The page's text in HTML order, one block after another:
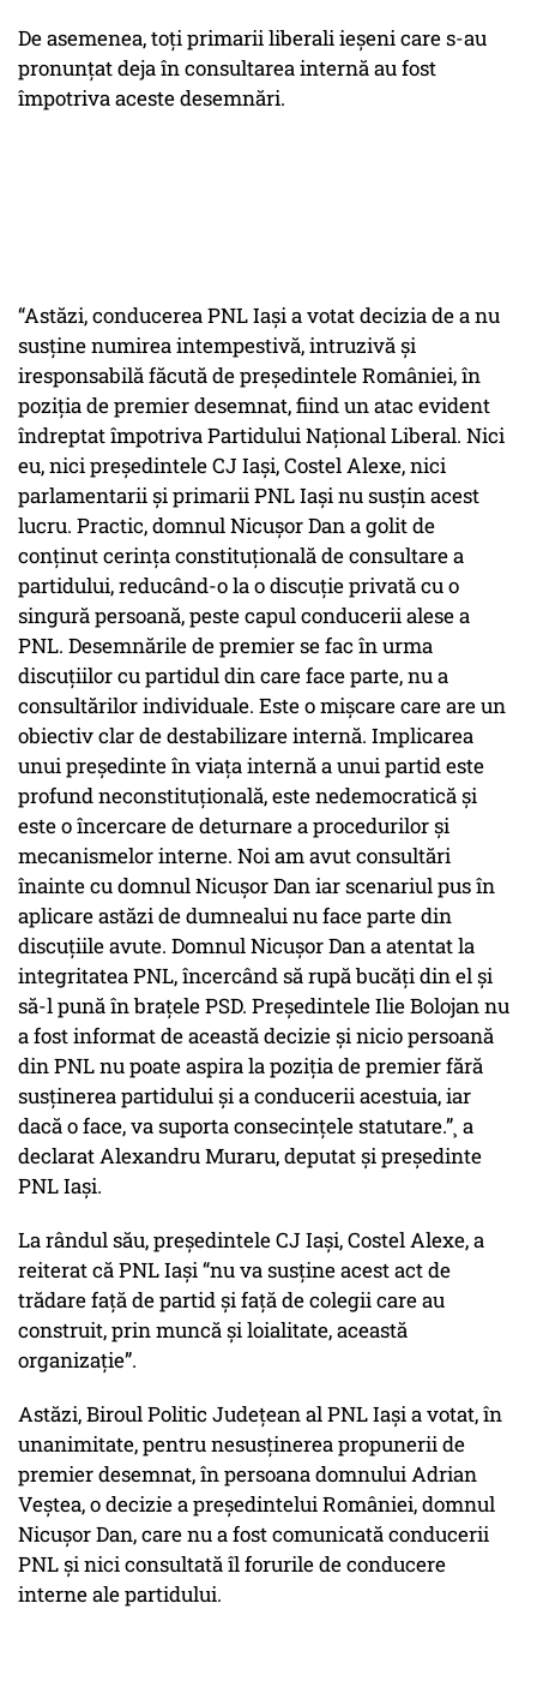
De asemenea, toți primarii liberali ieșeni care s-au
pronunțat deja în consultarea internă au fost
împotriva aceste desemnări.
“Astăzi, conducerea PNL Iași a votat decizia de a nu
susține numirea intempestivă, intruzivă și
iresponsabilă făcută de președintele României, în
poziția de premier desemnat, fiind un atac evident
îndreptat împotriva Partidului Național Liberal. Nici
eu, nici președintele CJ Iași, Costel Alexe, nici
parlamentarii și primarii PNL Iași nu susțin acest
lucru. Practic, domnul Nicușor Dan a golit de
conținut cerința constituțională de consultare a
partidului, reducând-o la o discuție privată cu o
singură persoană, peste capul conducerii alese a
PNL. Desemnările de premier se fac în urma
discuțiilor cu partidul din care face parte, nu a
consultărilor individuale. Este o mișcare care are un
obiectiv clar de destabilizare internă. Implicarea
unui președinte în viața internă a unui partid este
profund neconstituțională, este nedemocratică și
este o încercare de deturnare a procedurilor și
mecanismelor interne. Noi am avut consultări
înainte cu domnul Nicușor Dan iar scenariul pus în
aplicare astăzi de dumnealui nu face parte din
discuțiile avute. Domnul Nicușor Dan a atentat la
integritatea PNL, încercând să rupă bucăți din el și
să-l pună în brațele PSD. Președintele Ilie Bolojan nu
a fost informat de această decizie și nicio persoană
din PNL nu poate aspira la poziția de premier fără
susținerea partidului și a conducerii acestuia, iar
dacă o face, va suporta consecințele statutare.”¸ a
declarat Alexandru Muraru, deputat și președinte
PNL Iași.
La rândul său, președintele CJ Iași, Costel Alexe, a
reiterat că PNL Iași “nu va susține acest act de
trădare față de partid și față de colegii care au
construit, prin muncă și loialitate, această
organizație”.
Astăzi, Biroul Politic Județean al PNL Iași a votat, în
unanimitate, pentru nesusținerea propunerii de
premier desemnat, în persoana domnului Adrian
Veștea, o decizie a președintelui României, domnul
Nicușor Dan, care nu a fost comunicată conducerii
PNL și nici consultată îl forurile de conducere
interne ale partidului.